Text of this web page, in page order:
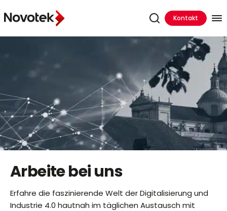
Kontakt
Arbeite bei uns
Erfahre die faszinierende Welt der Digitalisierung und
Industrie 4.0 hautnah im täglichen Austausch mit